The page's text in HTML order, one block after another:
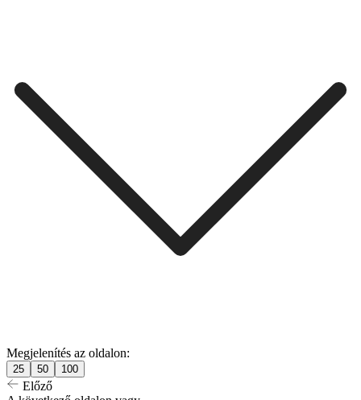
Megjelenítés az oldalon:
25 50 100
Előző